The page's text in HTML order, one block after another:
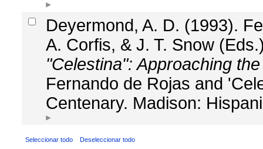
Deyermond, A. D. (1993).
A. Corfis, & J. T. Snow
"Celestina": Approaching
Fernando de Rojas and
Centenary. Madison:
Seleccionar todo Deseleccionar todo